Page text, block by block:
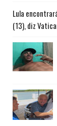
Lula
(13), diz